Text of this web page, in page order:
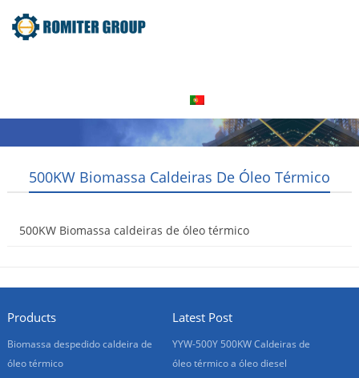
500KW Biomassa Caldeiras De Óleo Térmico
500KW Biomassa caldeiras de óleo térmico
Products
Biomassa despedido caldeira de
óleo térmico
Latest Post
YYW-500Y 500KW Caldeiras de
óleo térmico a óleo diesel